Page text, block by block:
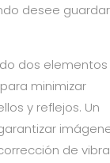
desee
dos elementos
minimizar
y reflejos. Un
de